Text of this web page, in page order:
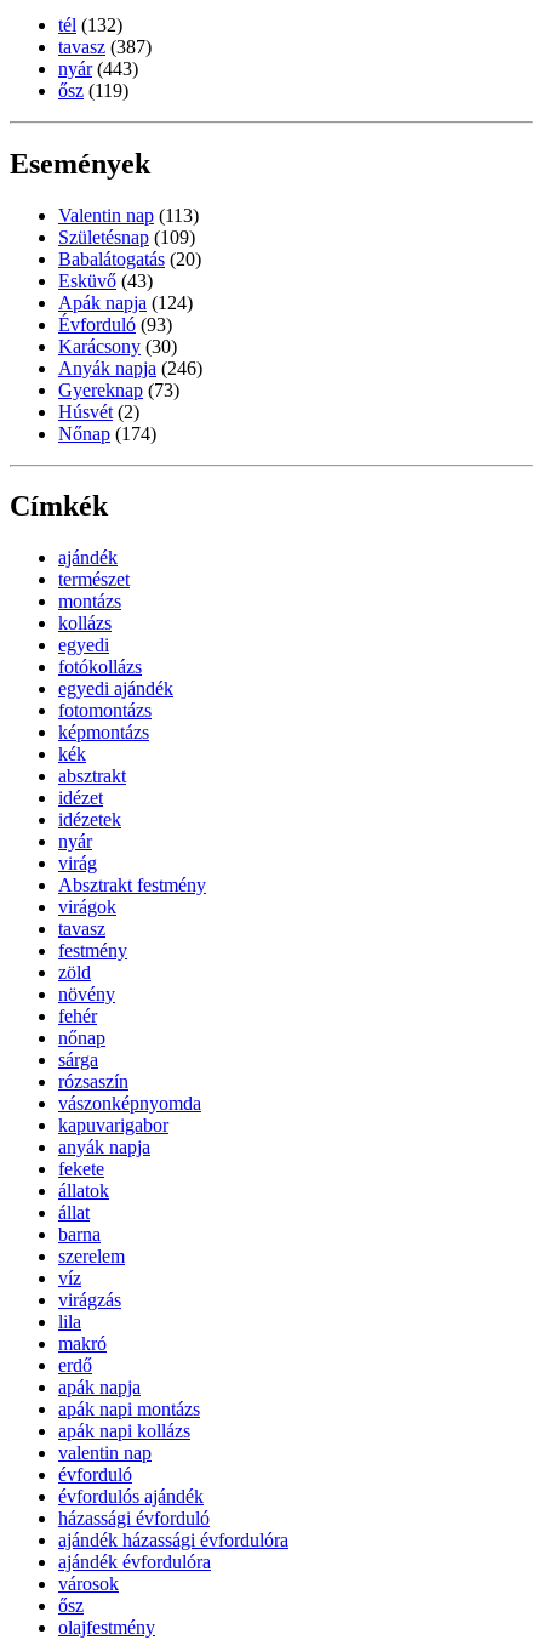
tél (132)
tavasz (387)
nyár (443)
ősz (119)
Események
Valentin nap (113)
Születésnap (109)
Babalátogatás (20)
Esküvő (43)
Apák napja (124)
Évforduló (93)
Karácsony (30)
Anyák napja (246)
Gyereknap (73)
Húsvét (2)
Nőnap (174)
Címkék
ajándék
természet
montázs
kollázs
egyedi
fotókollázs
egyedi ajándék
fotomontázs
képmontázs
kék
absztrakt
idézet
idézetek
nyár
virág
Absztrakt festmény
virágok
tavasz
festmény
zöld
növény
fehér
nőnap
sárga
rózsaszín
vászonképnyomda
kapuvarigabor
anyák napja
fekete
állatok
állat
barna
szerelem
víz
virágzás
lila
makró
erdő
apák napja
apák napi montázs
apák napi kollázs
valentin nap
évforduló
évfordulós ajándék
házassági évforduló
ajándék házassági évfordulóra
ajándék évfordulóra
városok
ősz
olajfestmény